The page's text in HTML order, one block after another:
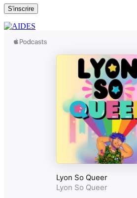
S'inscrire